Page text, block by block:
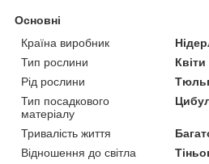
Основні
Країна виробник
Тип рослини
Квіти
Рід рослини
Тип посадкового
матеріалу
Тривалість життя
Відношення до світла